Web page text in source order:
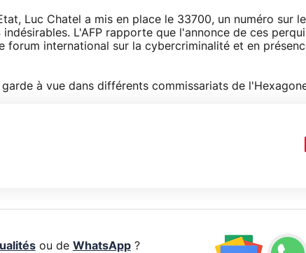
Luc Chatel a mis en place le 33700, un numéro sur
L'AFP rapporte que l'annonce de ces
international sur la cybercriminalité et en
à vue dans différents commissariats de
ou de WhatsApp?